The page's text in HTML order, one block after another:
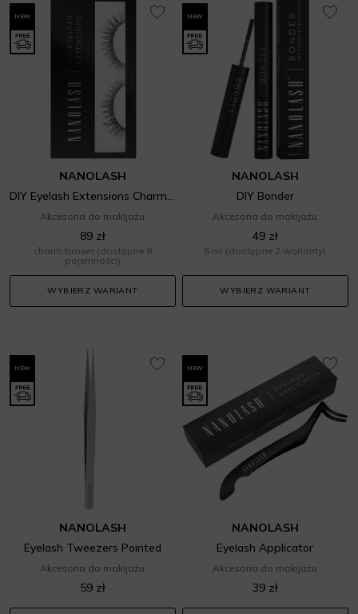
NEW
NANOLASH
Akcesoria do makijażu
89 zł
charm brown (dostępne 8
pojemności)
WYBIERZ WARIANT
NEW
NANOLASH
DIY Bonder
Akcesoria do makijażu
49 zł
5 ml (dostępne 2 warianty)
WYBIERZ WARIANT
NEW
NANOLASH
Eyelash Tweezers Pointed
Akcesoria do makijażu
59 zł
NEW
NANOLASH
Eyelash Applicator
Akcesoria do makijażu
39 zł